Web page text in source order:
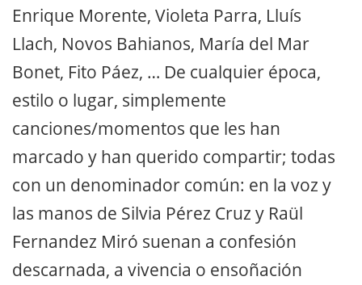
Enrique Morente, Violeta Parra, Lluís
Llach, Novos Bahianos, María del Mar
Bonet, Fito Páez, … De cualquier época,
estilo o lugar, simplemente
canciones/momentos que les han
marcado y han querido compartir; todas
con un denominador común: en la voz y
las manos de Silvia Pérez Cruz y Raül
Fernandez Miró suenan a confesión
descarnada, a vivencia o ensoñación